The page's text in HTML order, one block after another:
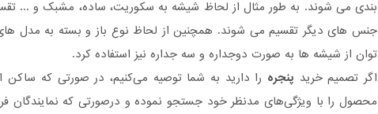
جنس های دیگر تقسیم می شوند. همچنین از لحاظ نوع باز و بسته به مدل
توان از شیشه ها به صورت دوجداره و سه جداره نیز استفاده کرد.
اگر تصمیم خرید پنجره را دارید به شما توصیه می‌کنیم، در صورتی که ساکن
محصول را با ویژگی‌های مدنظر خود جستجو نموده و درصورتی‌ که نمایندگان